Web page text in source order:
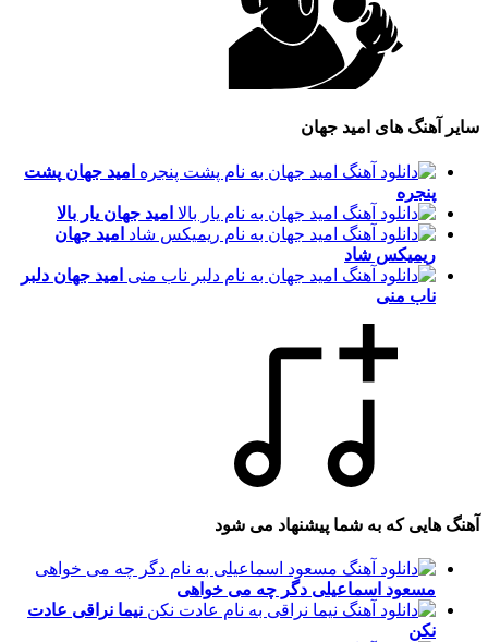
سایر آهنگ های امید جهان
امید جهان پشت
پنجره
امید جهان یار بالا
امید جهان
ریمیکس شاد
امید جهان دلبر
ناب منی
آهنگ هایی که به شما پیشنهاد می شود
مسعود اسماعیلی دگر چه می خواهی
نیما نراقی عادت
نکن